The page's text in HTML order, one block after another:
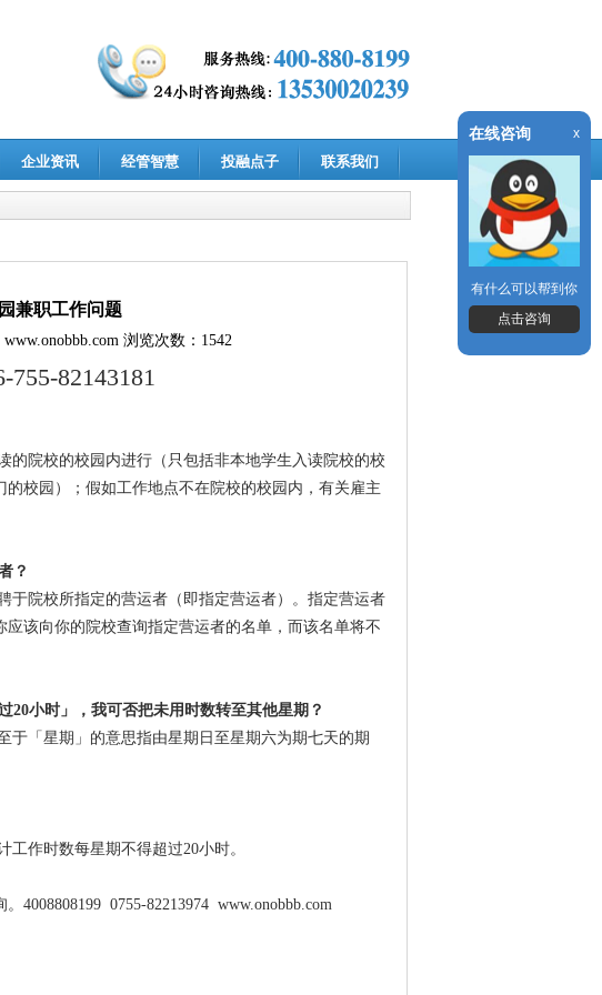
企业资讯 经管智慧 投融点子 联系我们
兼职工作问题
www.onobbb.com 浏览次数：1542
755-82143181
的院校的校园内进行（只包括非本地学生入读院校的校
校园）；假如工作地点不在院校的校园内，有关雇主
？
于院校所指定的营运者（即指定营运者）。指定营运者
该向你的院校查询指定营运者的名单，而该名单将不
20小时」，我可否把未用时数转至其他星期？
「星期」的意思指由星期日至星期六为期七天的期
作时数每星期不得超过20小时。
4008808199 0755-82213974 www.onobbb.com
在线咨询 x
有什么可以帮到你
点击咨询